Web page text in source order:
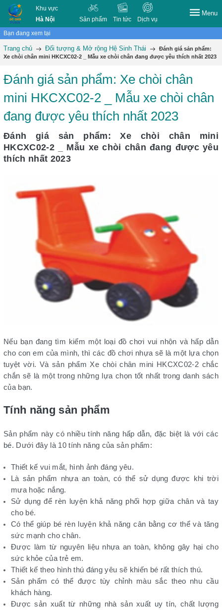
Khu vực
Hà Nội
Sản phẩm Tin tức Dịch vụ
Menu
Bạn đang xem tại
Trang chủ Đối tượng & Mở rộng Hệ Sinh Thái
Đánh giá sản phẩm:
Xe chòi chân mini HKCXC02-2 _ Mẫu xe chòi chân đang được yêu thích nhất 2023
Đánh giá sản phẩm: Xe chòi chân
mini HKCXC02-2 _ Mẫu xe chòi chân
đang được yêu thích nhất 2023
Đánh giá sản phẩm: Xe chòi chân mini
HKCXC02-2 _ Mẫu xe chòi chân đang được yêu
thích nhất 2023
Nếu bạn đang tìm kiếm một loại đồ chơi vui nhộn và hấp dẫn
cho con em của mình, thì các đồ chơi nhựa sẽ là một lựa chọn
tuyệt vời. Và sản phẩm Xe chòi chân mini HKCXC02-2 chắc
chắn sẽ là một trong những lựa chọn tốt nhất trong danh sách
của bạn.
Tính năng sản phẩm
Sản phẩm này có nhiều tính năng hấp dẫn, đặc biệt là với các
bé. Dưới đây là 10 tính năng của sản phẩm:
Thiết kế vui mắt, hình ảnh đáng yêu.
Là sản phẩm nhựa an toàn, có thể sử dụng được khi trời
mưa hoặc nắng.
Sử dụng để rèn luyện khả năng phối hợp giữa chân và tay
cho bé.
Có thể giúp bé rèn luyện khả năng cân bằng cơ thể và tăng
sức mạnh cho chân.
Được làm từ nguyên liệu nhựa an toàn, không gây hại cho
sức khỏe của trẻ em.
Thiết kế theo hình thú đáng yêu sẽ khiến bé rất thích thú.
Sản phẩm có thể được tùy chỉnh màu sắc theo nhu cầu
khách hàng.
Được sản xuất từ những nhà sản xuất uy tín, chất lượng